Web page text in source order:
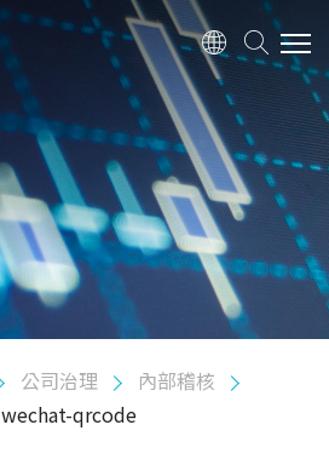
公司治理
內部稽核
wechat-qrcode